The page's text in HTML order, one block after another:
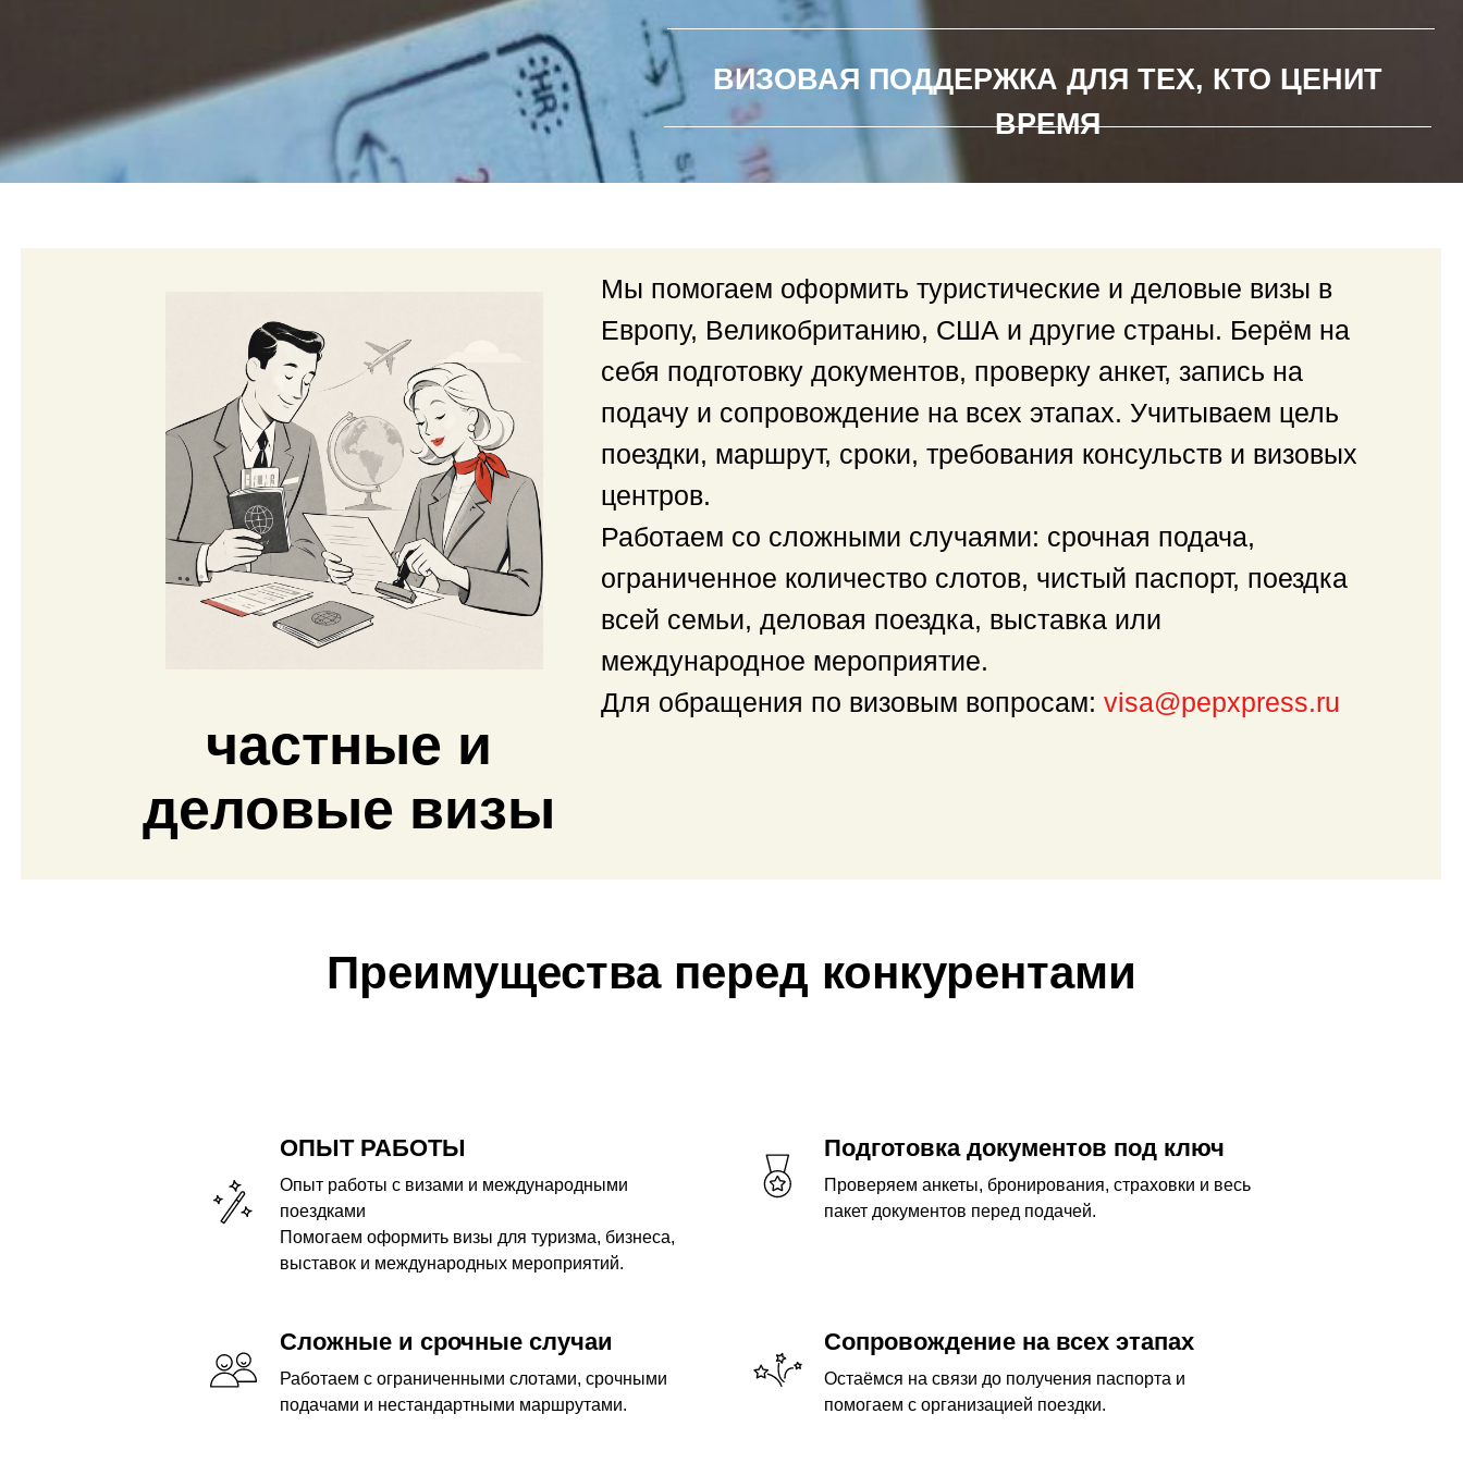
ВИЗОВАЯ ПОДДЕРЖКА ДЛЯ ТЕХ, КТО ЦЕНИТ
ВРЕМЯ
Мы помогаем оформить туристические и деловые визы в
Европу, Великобританию, США и другие страны. Берём на
себя подготовку документов, проверку анкет, запись на
подачу и сопровождение на всех этапах. Учитываем цель
поездки, маршрут, сроки, требования консульств и визовых
центров.
Работаем со сложными случаями: срочная подача,
ограниченное количество слотов, чистый паспорт, поездка
всей семьи, деловая поездка, выставка или
международное мероприятие.
Для обращения по визовым вопросам: visa@pepxpress.ru
частные и
деловые визы
Преимущества перед конкурентами
ОПЫТ РАБОТЫ
Опыт работы с визами и международными
поездками
Помогаем оформить визы для туризма, бизнеса,
выставок и международных мероприятий.
Подготовка документов под ключ
Проверяем анкеты, бронирования, страховки и весь
пакет документов перед подачей.
Сложные и срочные случаи
Работаем с ограниченными слотами, срочными
подачами и нестандартными маршрутами.
Сопровождение на всех этапах
Остаёмся на связи до получения паспорта и
помогаем с организацией поездки.